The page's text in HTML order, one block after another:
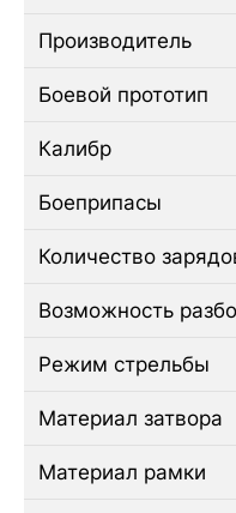
Производитель
Боевой прототип
Калибр
Боеприпасы
Количество
Возможность
Режим стрельбы
Материал затвора
Материал рамки